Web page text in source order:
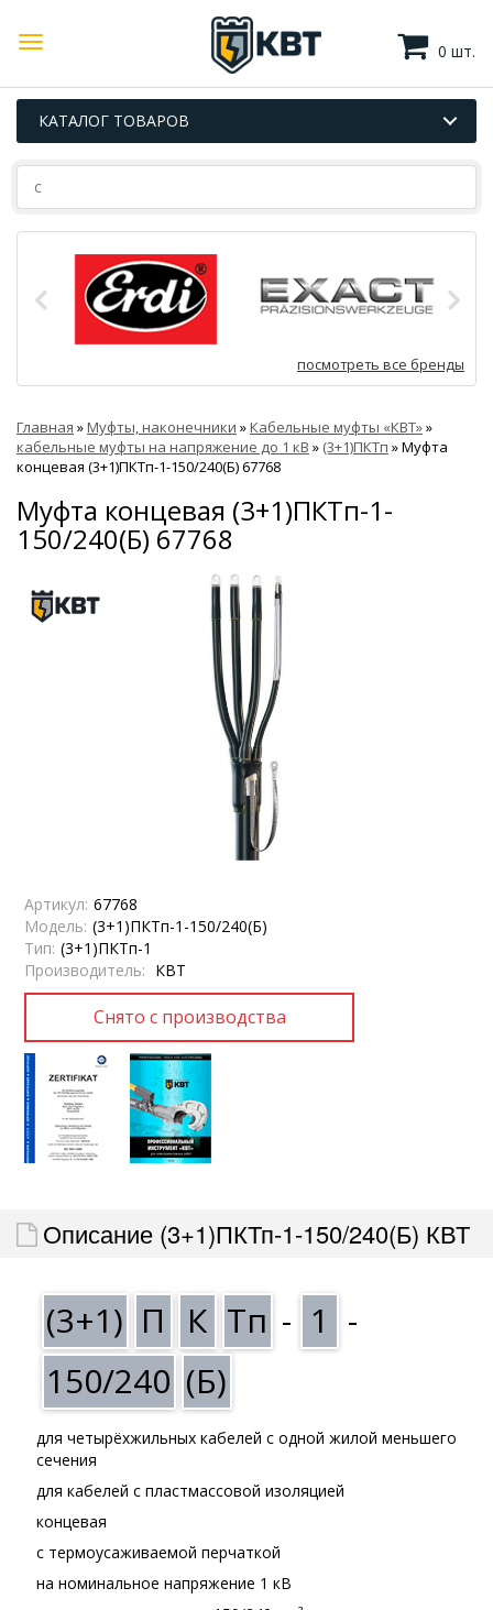
0 шт.
КАТАЛОГ ТОВАРОВ
посмотреть все бренды
Главная »Муфты, наконечники »Кабельные муфты «КВТ»»
кабельные муфты на напряжение до 1 кВ » (3+1)ПКТп »Муфта
концевая (3+1)ПКТп-1-150/240(Б) 67768
Муфта концевая (3+1)ПКТп-1-
150/240(Б) 67768
Артикул: 67768
Модель: (3+1)ПКТп-1-150/240(Б)
Тип: (3+1)ПКТп-1
Производитель: КВТ
Описание (3+1)ПКТп-1-150/240(Б) КВТ
(3+1) П К Тп - 1 -
150/240 (Б)
для четырёхжильных кабелей с одной жилой меньшего
сечения
для кабелей с пластмассовой изоляцией
концевая
с термоусаживаемой перчаткой
на номинальное напряжение 1 кВ